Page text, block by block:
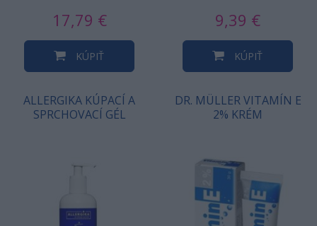
17,79 €
KÚPIŤ
9,39 €
KÚPIŤ
ALLERGIKA KÚPACÍ A
SPRCHOVACÍ GÉL
DR. MÜLLER VITAMÍN E
2% KRÉM